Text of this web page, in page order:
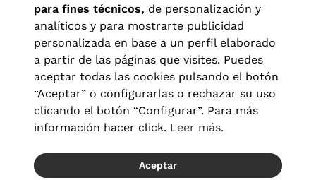
Aviso legal| Política de privacidad Términos y condiciones
Política de cookies|Configuración de cookies
© 2026 Visionlab España
para fines técnicos, de personalización y
analíticos y para mostrarte publicidad
personalizada en base a un perfil elaborado
a partir de las páginas que visites. Puedes
aceptar todas las cookies pulsando el botón
“Aceptar” o configurarlas o rechazar su uso
clicando el botón “Configurar”. Para más
información hacer click. Leer más.
Aceptar